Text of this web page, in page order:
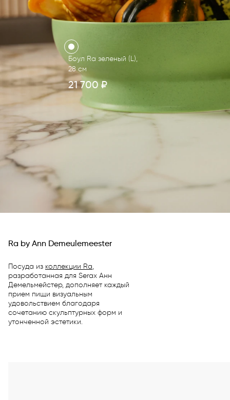
Боул Ra зеленый (L),
28 см
21 700₽
Ra by Ann Demeulemeester
Посуда из коллекции Ra,
разработанная для Serax Анн
Демельмейстер, дополняет каждый
прием пищи визуальным
удовольствием благодаря
сочетанию скульптурных форм и
утонченной эстетики.